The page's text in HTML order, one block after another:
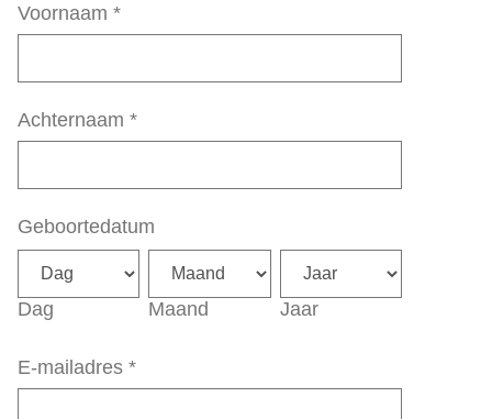
Voornaam *
Achternaam *
Geboortedatum
Dag Maand Jaar
E-mailadres *